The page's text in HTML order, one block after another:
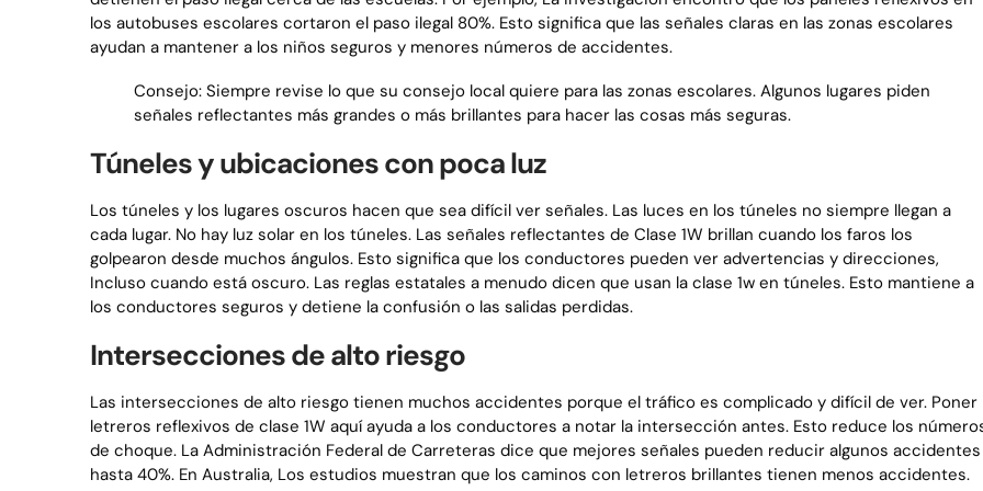
los autobuses escolares cortaron el paso ilegal 80%. Esto significa que las señales claras en las zonas escolares
ayudan a mantener a los niños seguros y menores números de accidentes.
Consejo: Siempre revise lo que su consejo local quiere para las zonas escolares. Algunos lugares piden
señales reflectantes más grandes o más brillantes para hacer las cosas más seguras.
Túneles y ubicaciones con poca luz
Los túneles y los lugares oscuros hacen que sea difícil ver señales. Las luces en los túneles no siempre llegan a
cada lugar. No hay luz solar en los túneles. Las señales reflectantes de Clase 1W brillan cuando los faros los
golpearon desde muchos ángulos. Esto significa que los conductores pueden ver advertencias y direcciones,
Incluso cuando está oscuro. Las reglas estatales a menudo dicen que usan la clase 1w en túneles. Esto mantiene a
los conductores seguros y detiene la confusión o las salidas perdidas.
Intersecciones de alto riesgo
Las intersecciones de alto riesgo tienen muchos accidentes porque el tráfico es complicado y difícil de ver. Poner
letreros reflexivos de clase 1W aquí ayuda a los conductores a notar la intersección antes. Esto reduce los
de choque. La Administración Federal de Carreteras dice que mejores señales pueden reducir algunos accidentes
hasta 40%. En Australia, Los estudios muestran que los caminos con letreros brillantes tienen menos accidentes.